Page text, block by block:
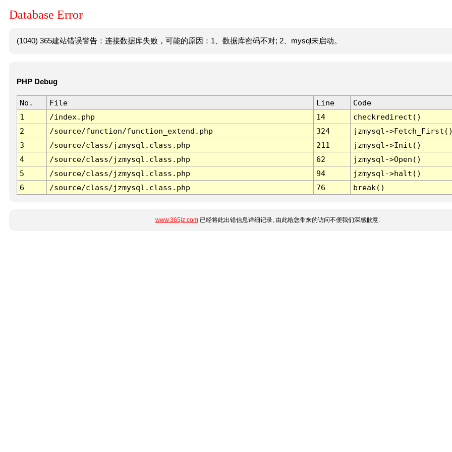
Database Error
(1040) 365建站错误警告：连接数据库失败，可能的原因：1、数据库密码不对; 2、mysql未启动。
PHP Debug
No. File Line
Code
1
/index.php 14
checkredirect()
2
/source/function/function_extend.php 324
jzmysql-
3
/source/class/jzmysql.class.php 211
jzmysql->Init()
4
/source/class/jzmysql.class.php 62
jzmysql->Open()
5
/source/class/jzmysql.class.php 94
jzmysql->halt()
6
/source/class/jzmysql.class.php 76 break()
www.365jz.com已经将此出错信息详细记录, 由此给您带来的访问不便我们深感歉意.